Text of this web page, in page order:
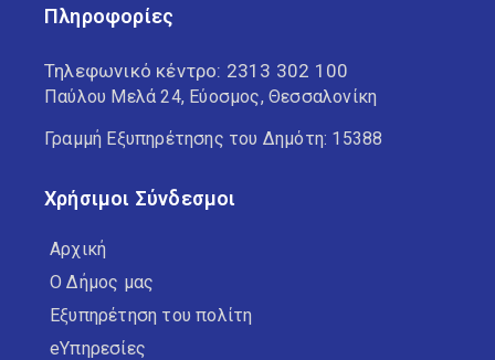
Πληροφορίες
Τηλεφωνικό κέντρο: 2313 302 100
Παύλου Μελά 24, Εύοσμος, Θεσσαλονίκη
Γραμμή Εξυπηρέτησης του Δημότη: 15388
Χρήσιμοι Σύνδεσμοι
Αρχική
Ο Δήμος μας
Εξυπηρέτηση του πολίτη
eΥπηρεσίες